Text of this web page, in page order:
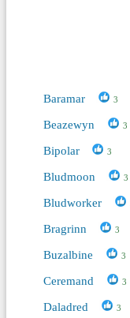
Baramar 3
Beazewyn 3
Bipolar 3
Bludmoon 3
Bludworker
Bragrinn 3
Buzalbine 3
Ceremand 3
Daladred 3